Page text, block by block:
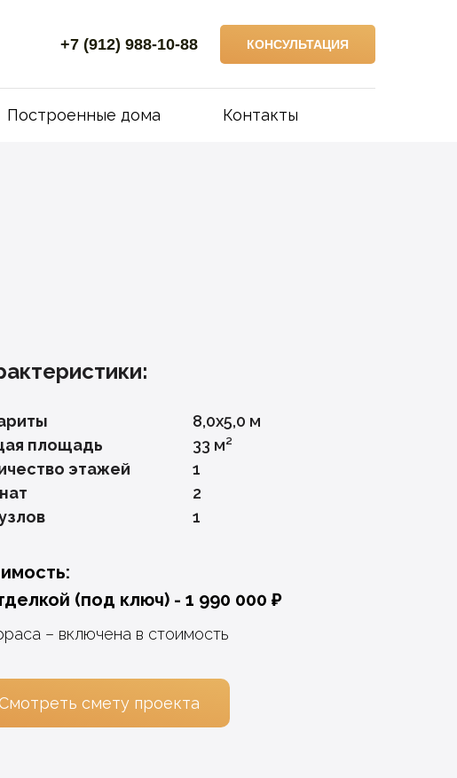
+7 (912) 988-10-88 КОНСУЛЬТАЦИЯ
Построенные дома Контакты
(под ключ) - 1 990 000 ₽
– включена в стоимость
площадь
этажей
8,0x5,0 м
33 м²
1
2
1
смету проекта